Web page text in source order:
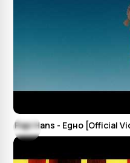
Papi Hans - Едно [Official